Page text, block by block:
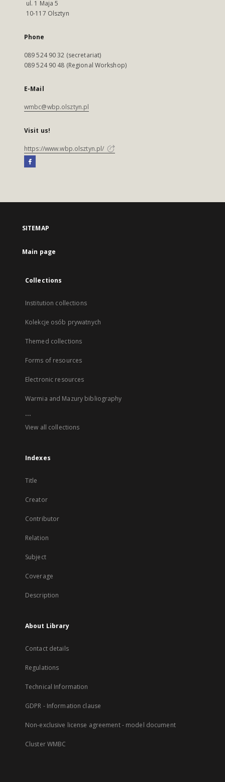
ul. 1 Maja 5
10-117 Olsztyn
Phone
089 524 90 32 (secretariat)
089 524 90 48 (Regional Workshop)
E-Mail
wmbc@wbp.olsztyn.pl
Visit us!
https://www.wbp.olsztyn.pl/
SITEMAP
Main page
Collections
Institution collections
Kolekcje osób prywatnych
Themed collections
Forms of resources
Electronic resources
Warmia and Mazury bibliography
...
View all collections
Indexes
Title
Creator
Contributor
Relation
Subject
Coverage
Description
About Library
Contact details
Regulations
Technical Information
GDPR - Information clause
Non-exclusive license agreement - model document
Cluster WMBC